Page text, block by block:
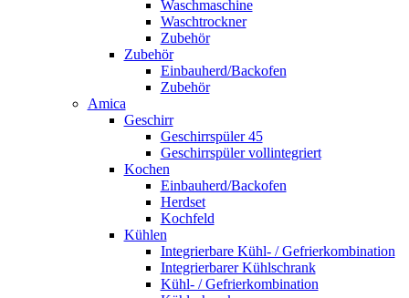
Waschmaschine
Waschtrockner
Zubehör
Zubehör
Einbauherd/Backofen
Zubehör
Amica
Geschirr
Geschirrspüler 45
Geschirrspüler vollintegriert
Kochen
Einbauherd/Backofen
Herdset
Kochfeld
Kühlen
Integrierbare Kühl- / Gefrierkombination
Integrierbarer Kühlschrank
Kühl- / Gefrierkombination